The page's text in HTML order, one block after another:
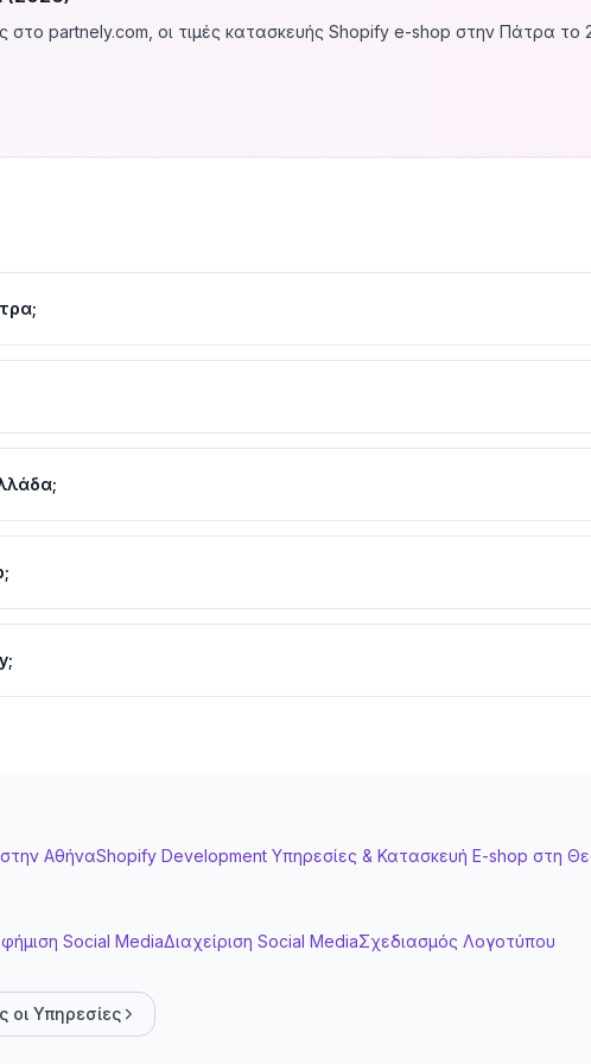
partnely.com, οι τιμές κατασκευής Shopify e-shop στην Πάτρα το
branded experience) η τιμή είναι€3.000–€8.000— πλήρες
Advanced €299/μήνα, Plus €2.300+/μήνα. Επιπλέον: apps (€50-
αποδεδειγμένη εμπειρία στην πλατφόρμα. Δεν αρκεί να ξέρει
για basic/medium stores, theme customization, app setup. Πιο
ταχύτητα, δες mobile experience), εμπειρία σεελληνικές
mobile.
Shopify Payments (Stripe), Viva Wallet, PayPal, Alpha Bank,
tags. SEO optimization: meta titles, descriptions, alt tags, URL structure,
επιλέγει τα σωστά.
παραγγελιών από WooCommerce/Magento. SEO redirects (301) για
στην ΑθήναShopify Development Υπηρεσίες & Κατασκευή E-shop στη
Social MediaΔιαχείριση Social MediaΣχεδιασμός Λογοτύπου
οι Υπηρεσίες